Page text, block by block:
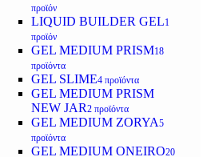
προϊόν
LIQUID BUILDER GEL1
προϊόν
GEL MEDIUM PRISM18
προϊόντα
GEL SLIME4 προϊόντα
GEL MEDIUM PRISM
NEW JAR2 προϊόντα
GEL MEDIUM ZORYA5
προϊόντα
GEL MEDIUM ONEIRO20